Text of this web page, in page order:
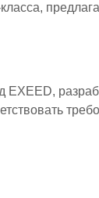
EXEED,